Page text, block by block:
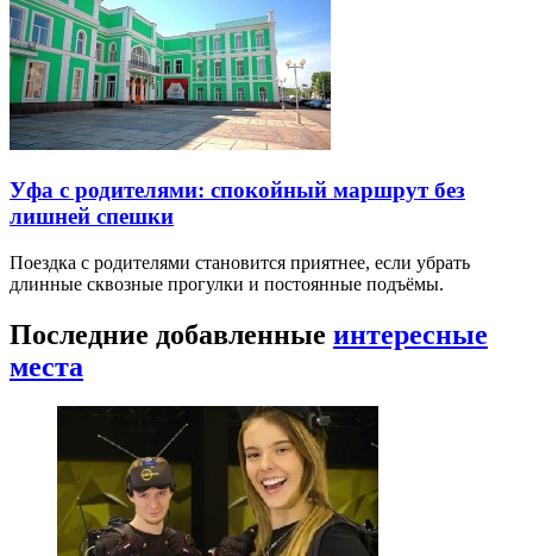
Уфа с родителями: спокойный маршрут без
лишней спешки
Поездка с родителями становится приятнее, если убрать
длинные сквозные прогулки и постоянные подъёмы.
Последние добавленные интересные
места